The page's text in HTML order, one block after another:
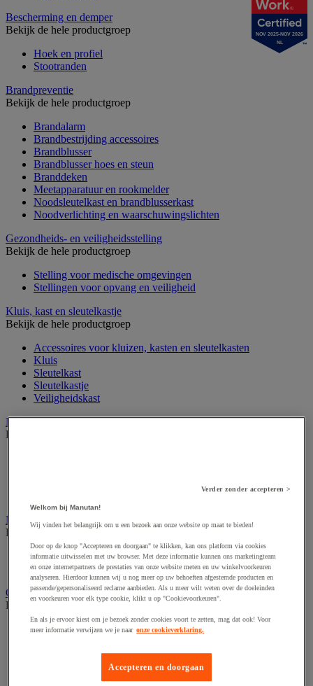
Bescherming en demper
Bekijk de hele productgroep
Hoek en profiel
Stootranden
Brandpreventie
Bekijk de hele productgroep
Brandalarm
Brandbestrijding accessoires
Brandblusser
Brandblusser hoes en steun
Branddeken
Meetapparatuur en rookmelder
Noodsleutelkast en brandblusserkast
Noodverlichting en waarschuwingslichten
Gezondheids- en veiligheidsstelling
Bekijk de hele productgroep
Stelling voor medische omgevingen
Stellingen voor opvang en veiligheid
Kluis, kast en sleutelkastje
Bekijk de hele productgroep
Accessoires voor kluizen, kasten en sleutelkasten
Kluis
Sleutelkast
Sleutelkastje
Veiligheidskast
Medische apparatuur en meubilair
Bekijk de hele productgroep
Medische hulpmiddelen en oefentherapie
Bekijk de hele productgroep
Elektrostimulatie en echografie
Revalidatie
Opvangbak en opvangmaterieel
Bekijk de hele productgroep
Aftapsteun voor vaten
Gasflessenopslag
Laboratoriumlade
Mobiele opvangbak
NOV 2025-NOV 2026
NL
Verder zonder accepteren >
Welkom bij Manutan!
Wij vinden het belangrijk om u een bezoek aan onze website op maat te bieden!
Door op de knop "Accepteren en doorgaan" te klikken, kan ons platform via cookies
informatie uitwisselen met uw browser. Met deze informatie kunnen ons marketingteam
en onze internetpartners de prestaties van onze website meten en uw winkelvoorkeuren
analyseren. Hierdoor kunnen wij u nog meer op uw behoeften afgestemde producten en
passende/gepersonaliseerd reclame aanbieden. Als u meer wilt weten over de doeleinden
en voorkeuren voor elk type cookie, klikt u op "Cookievoorkeuren".
En als je ervoor kiest om je bezoek zonder cookies voort te zetten, mag dat ook! Voor
meer informatie verwijzen we je naar onze cookieverklaring.
Accepteren en doorgaan